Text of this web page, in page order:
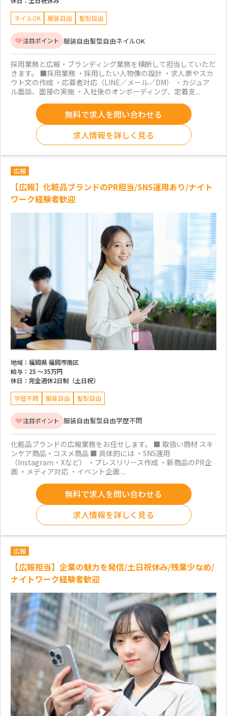
ネイルOK 服装自由 髪型自由
注目ポイント 服装自由髪型自由ネイルOK
採用業務と広報・ブランディング業務を横断して担当していただ
きます。 ■採用業務 ・採用したい人物像の設計 ・求人票やスカ
ウト文の作成 ・応募者対応（LINE／メール／DM） ・カジュア
ル面談、面接の実施 ・入社後のオンボーディング、定着支...
無料で求人を問い合わせる
求人情報を詳しく見る
広報
【広報】化粧品ブランドのPR担当/SNS運用あり/ナイト
ワーク経験者歓迎
地域： 福岡県 福岡市南区
給与： 25 ～35万円
休日： 完全週休2日制（土日祝）
学歴不問 服装自由 髪型自由
注目ポイント 服装自由髪型自由学歴不問
化粧品ブランドの広報業務をお任せします。 ■ 取扱い商材 スキ
ンケア商品・コスメ商品 ■ 具体的には ・SNS運用
（Instagram・Xなど） ・プレスリリース作成 ・新商品のPR企
画 ・メディア対応 ・イベント企画 ...
無料で求人を問い合わせる
求人情報を詳しく見る
広報
【広報担当】企業の魅力を発信/土日祝休み/残業少なめ/
ナイトワーク経験者歓迎